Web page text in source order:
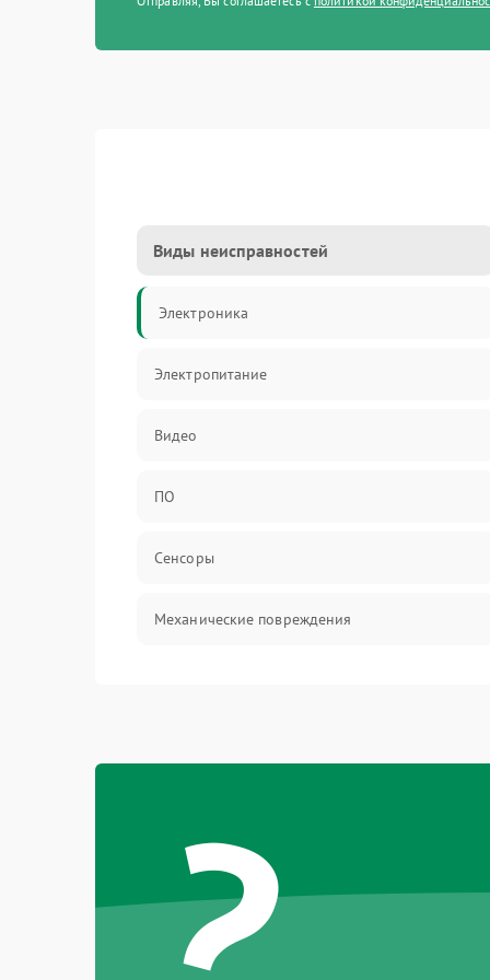
Виды неисправностей
Электроника
Электропитание
Видео
ПО
Сенсоры
Механические повреждения